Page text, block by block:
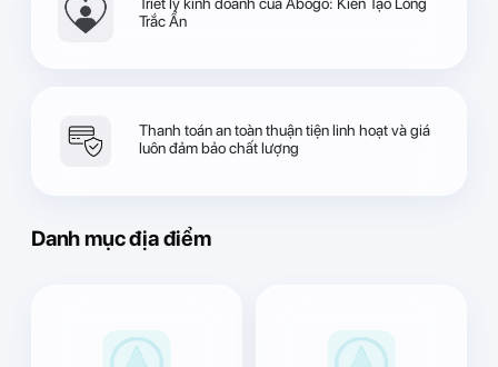
Trắc Ẩn
Thanh toán an toàn thuận tiện linh hoạt và giá
luôn đảm bảo chất lượng
Danh mục địa điểm